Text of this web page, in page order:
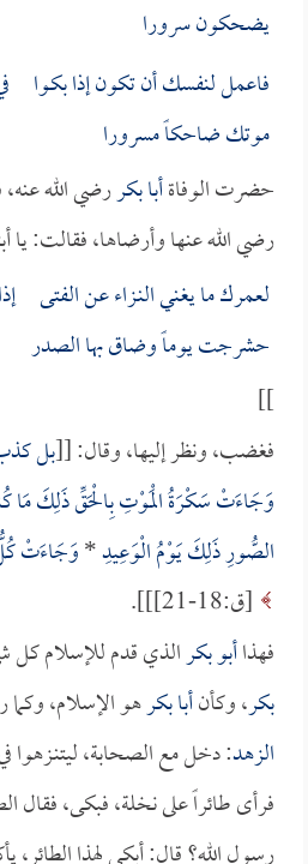
يضحكون سرورا
فاعمل لنفسك أن تكون إذا بكـوا
موتك ضاحكاً مسرورا
حضرت الوفاةأبا بكررضي الله
رضي الله عنها وأرضاها، فقالت: يا
لعمرك ما يغني النـزاء عن الفتى إذا
حشرجت يوماً وضاق بها الصدر
]]
فغضب، ونظر إليها، وقال: [[بل
وَجَاءَتْ سَكْرَةُ الْمَوْتِ بِالْحَقِّ ذَلِكَ مَا
الصُّورِ ذَلِكَ يَوْمُ الْوَعِيدِ*وَجَاءَتْ
[ق:18-21]]].
فهذاأبو بكرالذي قدم للإسلام كل
بكر، وكأنأبا بكرهو الإسلام،
الزهد: دخل مع الصحابة، ليتنـزهوا
فرأى طائراً على نخلة، فبكى، فقال